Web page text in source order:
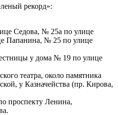
рекорд»:
Седова, № 25а по улице
Папанина, № 25 по улице
у дома № 19 по улице
театра, около памятника
у Казначейства (пр. Кирова,
проспекту Ленина,